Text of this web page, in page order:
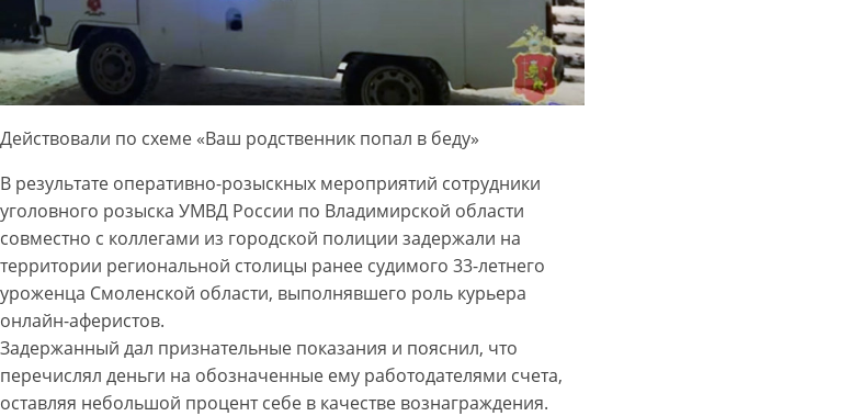
Действовали по схеме «Ваш родственник попал в беду»
В результате оперативно-розыскных мероприятий сотрудники
уголовного розыска УМВД России по Владимирской области
совместно с коллегами из городской полиции задержали на
территории региональной столицы ранее судимого 33-летнего
уроженца Смоленской области, выполнявшего роль курьера
онлайн-аферистов.
Задержанный дал признательные показания и пояснил, что
перечислял деньги на обозначенные ему работодателями счета,
оставляя небольшой процент себе в качестве вознаграждения.